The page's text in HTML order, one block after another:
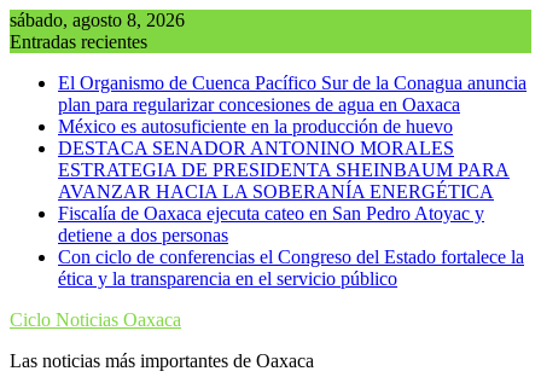
Saltar
al
sábado, agosto 8, 2026
Entradas recientes
El Organismo de Cuenca Pacífico Sur de la Conagua anuncia
plan para regularizar concesiones de agua en Oaxaca
México es autosuficiente en la producción de huevo
DESTACA SENADOR ANTONINO MORALES
ESTRATEGIA DE PRESIDENTA SHEINBAUM PARA
AVANZAR HACIA LA SOBERANÍA ENERGÉTICA
Fiscalía de Oaxaca ejecuta cateo en San Pedro Atoyac y
detiene a dos personas
Con ciclo de conferencias el Congreso del Estado fortalece la
ética y la transparencia en el servicio público
Ciclo Noticias Oaxaca
Las noticias más importantes de Oaxaca